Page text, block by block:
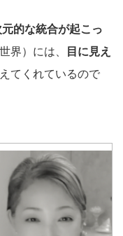
元的な統合が起こっ
界）には、
目に見え
てくれているので